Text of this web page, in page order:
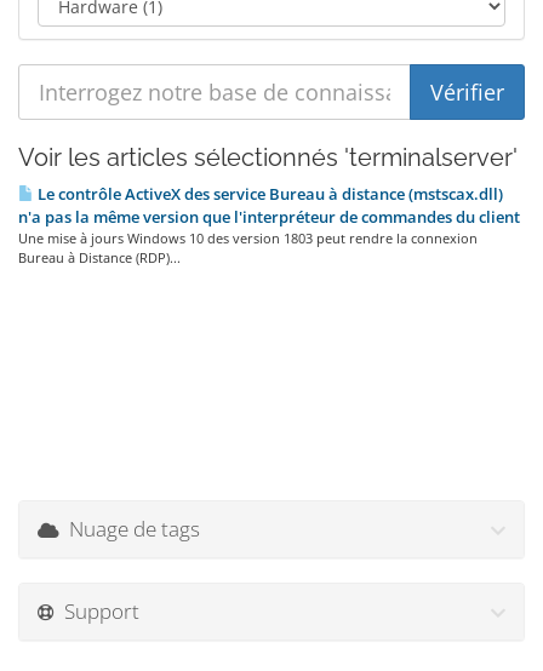
Voir les articles sélectionnés 'terminalserver'
Le contrôle ActiveX des service Bureau à distance (mstscax.dll)
n'a pas la même version que l'interpréteur de commandes du client
Une mise à jours Windows 10 des version 1803 peut rendre la connexion
Bureau à Distance (RDP)...
Nuage de tags
Support